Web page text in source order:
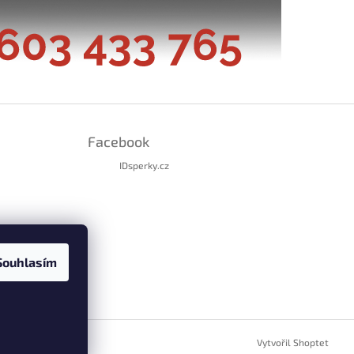
Facebook
IDsperky.cz
Vytvořil Shoptet